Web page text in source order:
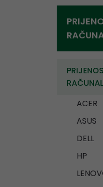
ACER
ASUS
DELL
HP